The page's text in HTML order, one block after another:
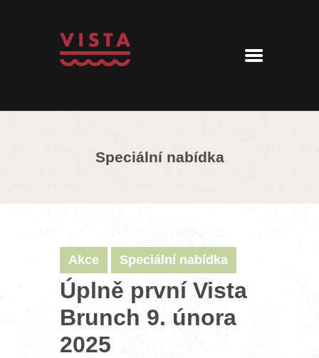
Speciální nabídka
ÚVOD
MENU
360° PROHLÍDKA
Akce Speciální nabídka
Úplně první Vista
Brunch 9. února
2025